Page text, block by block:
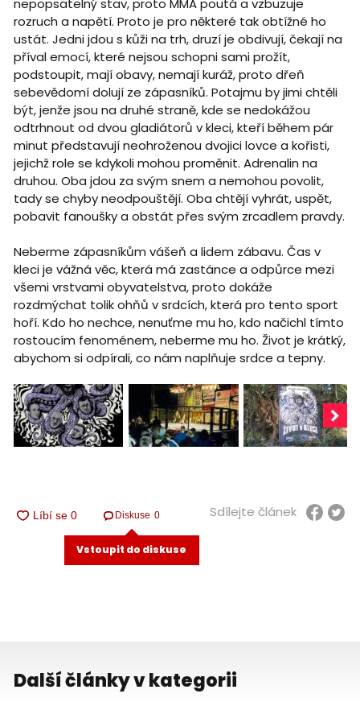
nepopsatelný stav, proto MMA poutá a vzbuzuje
rozruch a napětí. Proto je pro některé tak obtížné ho
ustát. Jedni jdou s kůži na trh, druzí je obdivují, čekají na
příval emocí, které nejsou schopni sami prožít,
podstoupit, mají obavy, nemají kuráž, proto dřeň
sebevědomí dolují ze zápasníků. Potajmu by jimi chtěli
být, jenže jsou na druhé straně, kde se nedokážou
odtrhnout od dvou gladiátorů v kleci, kteří během pár
minut představují neohroženou dvojici lovce a kořisti,
jejichž role se kdykoli mohou proměnit. Adrenalin na
druhou. Oba jdou za svým snem a nemohou povolit,
tady se chyby neodpouštějí. Oba chtějí vyhrát, uspět,
pobavit fanoušky a obstát přes svým zrcadlem pravdy.
Neberme zápasníkům vášeň a lidem zábavu. Čas v
kleci je vážná věc, která má zastánce a odpůrce mezi
všemi vrstvami obyvatelstva, proto dokáže
rozdmýchat tolik ohňů v srdcích, která pro tento sport
hoří. Kdo ho nechce, nenuťme mu ho, kdo načichl tímto
rostoucím fenoménem, neberme mu ho. Život je krátký,
abychom si odpírali, co nám naplňuje srdce a tepny.
Diskuse 0
Vstoupit do diskuse
Sdílejte článek
Další články v kategorii